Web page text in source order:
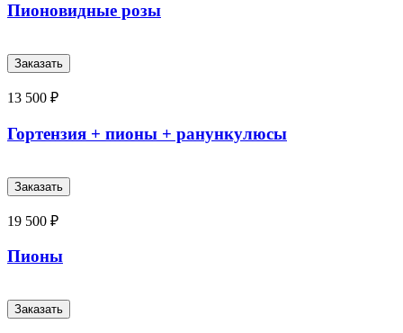
Пионовидные розы
13 500 ₽
Гортензия + пионы + ранункулюсы
19 500 ₽
Пионы